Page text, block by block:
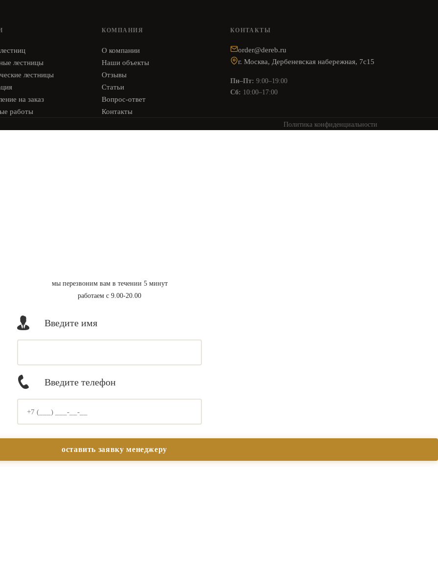
лестницы
лестницы
на заказ
работы
КОМПАНИЯ
О компании
Наши объекты
Отзывы
Статьи
Вопрос-ответ
Контакты
КОНТАКТЫ
order@dereb.ru
г. Москва, Дербеневская набережная, 7с15
Пн–Пт: 9:00–19:00
Сб: 10:00–17:00
Политика конфиденциальности
мы перезвоним вам в течении 5 минут
работаем с 9.00-20.00
Введите имя
Введите телефон